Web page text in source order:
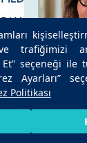
trafiğimizi
Et” seçeneği
Ayarları”
Politikası